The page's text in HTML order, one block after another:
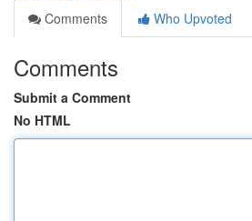
Comments
Who Upvoted
Comments
Submit a Comment
No HTML